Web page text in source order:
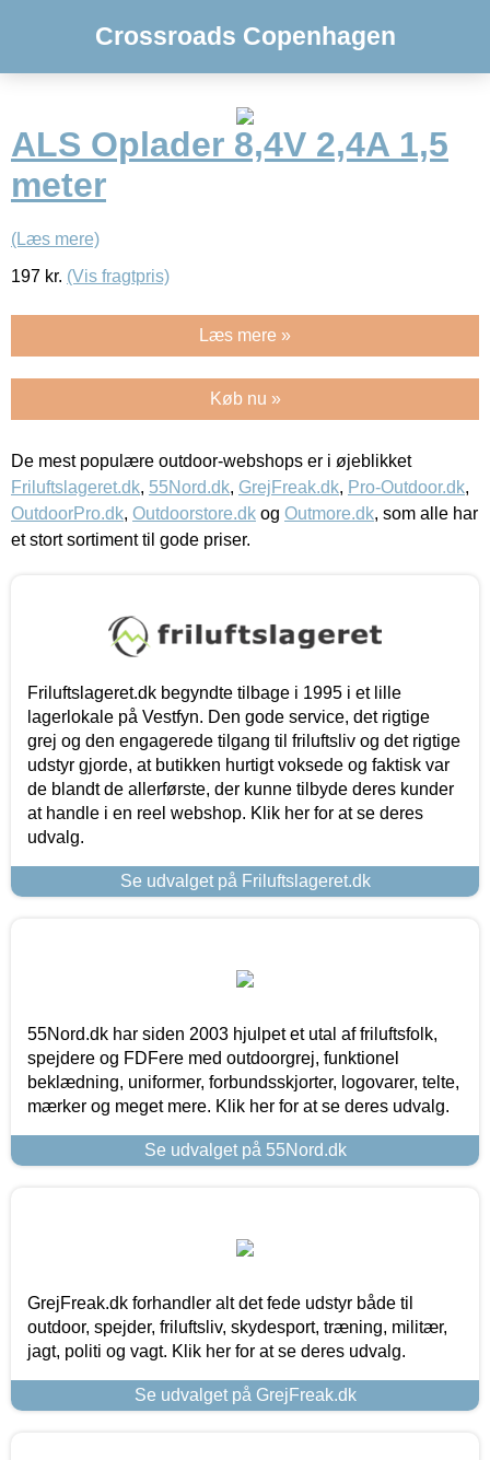
Crossroads Copenhagen
ALS Oplader 8,4V 2,4A 1,5
meter
(Læs mere)
197 kr. (Vis fragtpris)
Læs mere »
Køb nu »
De mest populære outdoor-webshops er i øjeblikket
Friluftslageret.dk, 55Nord.dk, GrejFreak.dk, Pro-Outdoor.dk,
OutdoorPro.dk, Outdoorstore.dk og Outmore.dk, som alle har
et stort sortiment til gode priser.
Friluftslageret.dk begyndte tilbage i 1995 i et lille
lagerlokale på Vestfyn. Den gode service, det rigtige
grej og den engagerede tilgang til friluftsliv og det rigtige
udstyr gjorde, at butikken hurtigt voksede og faktisk var
de blandt de allerførste, der kunne tilbyde deres kunder
at handle i en reel webshop. Klik her for at se deres
udvalg.
Se udvalget på Friluftslageret.dk
55Nord.dk har siden 2003 hjulpet et utal af friluftsfolk,
spejdere og FDFere med outdoorgrej, funktionel
beklædning, uniformer, forbundsskjorter, logovarer, telte,
mærker og meget mere. Klik her for at se deres udvalg.
Se udvalget på 55Nord.dk
GrejFreak.dk forhandler alt det fede udstyr både til
outdoor, spejder, friluftsliv, skydesport, træning, militær,
jagt, politi og vagt. Klik her for at se deres udvalg.
Se udvalget på GrejFreak.dk